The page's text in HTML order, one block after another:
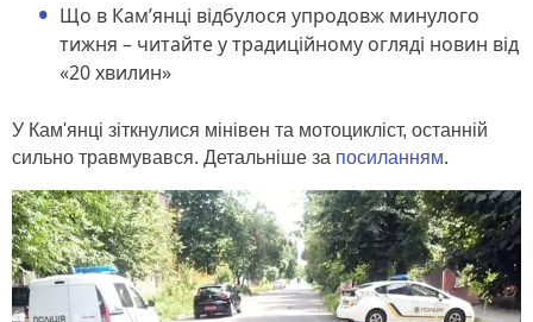
Що в Кам’янці відбулося упродовж минулого
тижня – читайте у традиційному огляді новин від
«20 хвилин»
У Кам'янці зіткнулися мінівен та мотоцикліст, останній
сильно травмувався. Детальніше за посиланням.